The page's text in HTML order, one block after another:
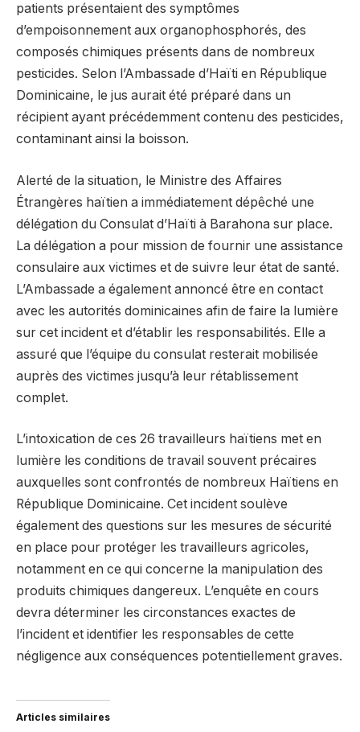
patients présentaient des symptômes
d’empoisonnement aux organophosphorés, des
composés chimiques présents dans de nombreux
pesticides. Selon l’Ambassade d’Haïti en République
Dominicaine, le jus aurait été préparé dans un
récipient ayant précédemment contenu des pesticides,
contaminant ainsi la boisson.
Alerté de la situation, le Ministre des Affaires
Étrangères haïtien a immédiatement dépêché une
délégation du Consulat d’Haïti à Barahona sur place.
La délégation a pour mission de fournir une assistance
consulaire aux victimes et de suivre leur état de santé.
L’Ambassade a également annoncé être en contact
avec les autorités dominicaines afin de faire la lumière
sur cet incident et d’établir les responsabilités. Elle a
assuré que l’équipe du consulat resterait mobilisée
auprès des victimes jusqu’à leur rétablissement
complet.
L’intoxication de ces 26 travailleurs haïtiens met en
lumière les conditions de travail souvent précaires
auxquelles sont confrontés de nombreux Haïtiens en
République Dominicaine. Cet incident soulève
également des questions sur les mesures de sécurité
en place pour protéger les travailleurs agricoles,
notamment en ce qui concerne la manipulation des
produits chimiques dangereux. L’enquête en cours
devra déterminer les circonstances exactes de
l’incident et identifier les responsables de cette
négligence aux conséquences potentiellement graves.
Articles similaires